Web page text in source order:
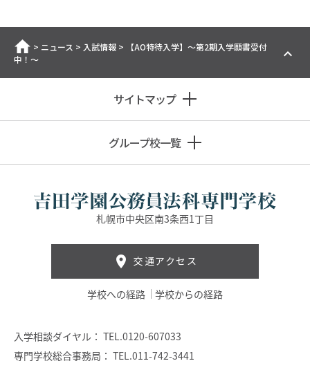
ホーム
> ニュース > 入試情報 >
【AO特待入学】～第2期入学願書受付
中！～
サイトマップ
グループ校一覧
札幌市中央区南3条西1丁目
交通アクセス
学校への経路 学校からの経路
入学相談ダイヤル： TEL.0120-607033
専門学校総合事務局： TEL.011-742-3441